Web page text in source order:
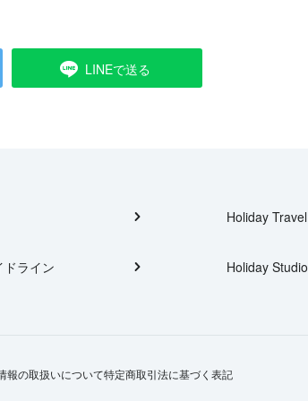
LINEで送る
ドライン
Holiday Travel
Holiday Studio
報の取扱いについて特定商取引法に基づく表記